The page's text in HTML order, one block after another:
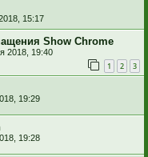
15:17
Show Chrome
2018, 19:40
1 2 3
19:29
19:28